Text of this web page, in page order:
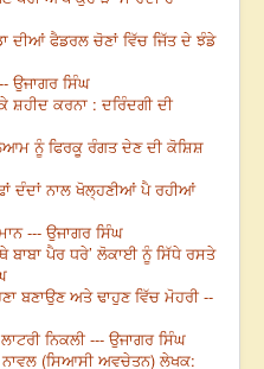
ਦੀਆਂ ਫੈਡਰਲ ਚੋਣਾਂ ਵਿੱਚ ਜਿੱਤ ਦੇ ਝੰਡੇ
ਉਜਾਗਰ ਸਿੰਘ
ਸ਼ਹੀਦ ਕਰਨਾ : ਦਰਿੰਦਗੀ ਦੀ
ਨੂੰ ਫਿਰਕੂ ਰੰਗਤ ਦੇਣ ਦੀ ਕੋਸ਼ਿਸ਼
ਦੰਦਾਂ ਨਾਲ ਖੋਲ੍ਹਣੀਆਂ ਪੈ ਰਹੀਆਂ
--- ਉਜਾਗਰ ਸਿੰਘ
ਬਾਬਾ ਪੈਰ ਧਰੇ’ ਲੋਕਾਈ ਨੂੰ ਸਿੱਧੇ ਰਸਤੇ
ਬਣਾਉਣ ਅਤੇ ਢਾਹੁਣ ਵਿੱਚ ਮੋਹਰੀ --
ਨਿਕਲੀ --- ਉਜਾਗਰ ਸਿੰਘ
(ਸਿਆਸੀ ਅਵਚੇਤਨ) ਲੇਖਕ: